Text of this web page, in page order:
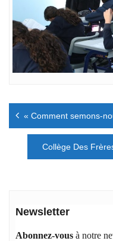
Navigation
l’article
« Comment semons-
Collège Des
Newsletter
Abonnez-vous à notre